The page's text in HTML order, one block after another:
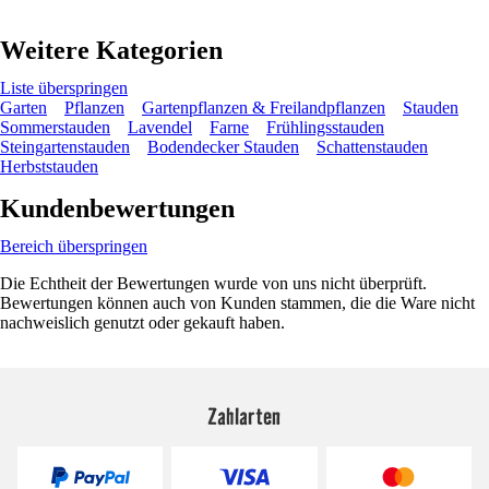
Weitere Kategorien
Liste überspringen
Garten
Pflanzen Gartenpflanzen & Freilandpflanzen
Stauden
Sommerstauden
Lavendel Farne
Frühlingsstauden
Steingartenstauden
Bodendecker Stauden
Schattenstauden
Herbststauden
Kundenbewertungen
Bereich überspringen
Die Echtheit der Bewertungen wurde von uns nicht überprüft.
Bewertungen können auch von Kunden stammen, die die Ware nicht
nachweislich genutzt oder gekauft haben.
Zahlarten